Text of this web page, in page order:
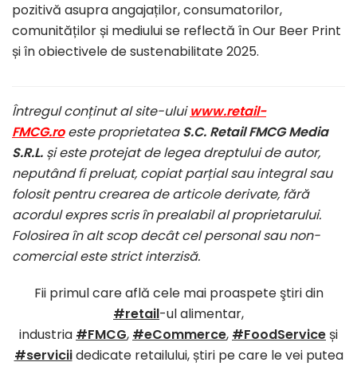
pozitivă asupra angajaților, consumatorilor,
comunităților și mediului se reflectă în Our Beer Print
și în obiectivele de sustenabilitate 2025.
Întregul conținut al site-uluiwww.retail-
FMCG.roeste proprietateaS.C. Retail FMCG Media
S.R.L. și este protejat de legea dreptului de autor,
neputând fi preluat, copiat parțial sau integral sau
folosit pentru crearea de articole derivate, fără
acordul expres scris în prealabil al proprietarului.
Folosirea în alt scop decât cel personal sau non-
comercial este strict interzisă.
Fii primul care află cele mai proaspete ştiri din
#retail-ul alimentar,
industria #FMCG, #eCommerce, #FoodServiceși
#serviciidedicate retailului, știri pe care le vei putea